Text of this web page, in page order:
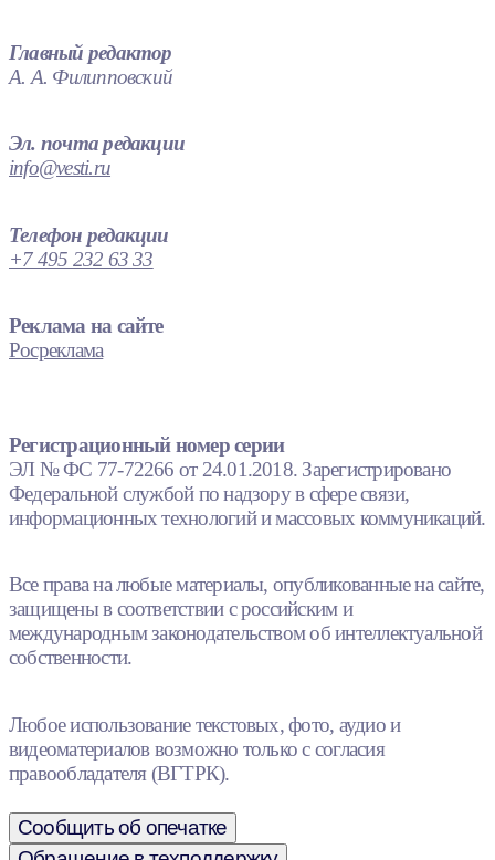
Главный редактор
А. А. Филипповский
Эл. почта редакции
info@vesti.ru
Телефон редакции
+7 495 232 63 33
Реклама на сайте
Росреклама
Регистрационный номер серии
ЭЛ № ФС 77-72266 от 24.01.2018. Зарегистрировано
Федеральной службой по надзору в сфере связи,
информационных технологий и массовых коммуникаций.
Все права на любые материалы, опубликованные на сайте,
защищены в соответствии с российским и
международным законодательством об интеллектуальной
собственности.
Любое использование текстовых, фото, аудио и
видеоматериалов возможно только с согласия
правообладателя (ВГТРК).
Сообщить об опечатке